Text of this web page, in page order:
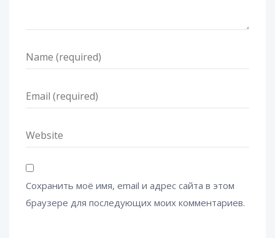
Сохранить моё имя, email и адрес сайта в этом
браузере для последующих моих комментариев.